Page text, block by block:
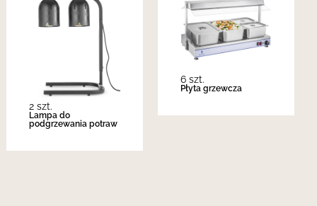
2 szt.
Lampa do
podgrzewania potraw
6 szt.
Płyta grzewcza